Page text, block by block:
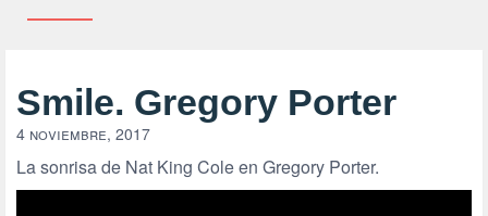
Smile. Gregory Porter
4 noviembre, 2017
La sonrisa de Nat King Cole en Gregory Porter.